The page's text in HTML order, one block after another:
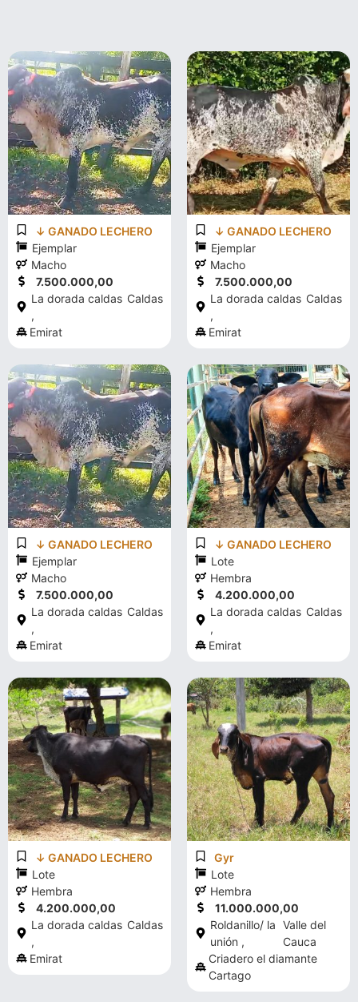
↓ GANADO LECHERO
Ejemplar
Macho
7.500.000,00
La dorada caldas
,
Caldas
Emirat
↓ GANADO LECHERO
Ejemplar
Macho
7.500.000,00
La dorada caldas
,
Caldas
Emirat
↓ GANADO LECHERO
Ejemplar
Macho
7.500.000,00
La dorada caldas
,
Caldas
Emirat
↓ GANADO LECHERO
Lote
Hembra
4.200.000,00
La dorada caldas
,
Caldas
Emirat
↓ GANADO LECHERO
Lote
Hembra
4.200.000,00
La dorada caldas
,
Caldas
Emirat
Gyr
Lote
Hembra
11.000.000,00
Roldanillo/ la
unión ,
Valle del
Cauca
Criadero el diamante
Cartago